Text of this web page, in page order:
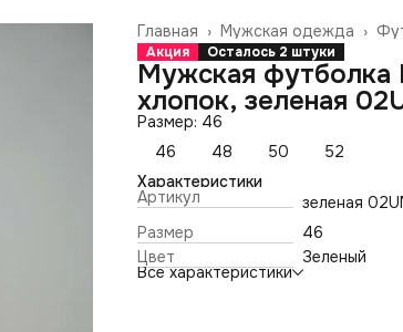
Мужская одежда ›
Главная ›
Акция Осталось 2 штуки
Мужская
хлопок, зеленая
Размер: 46
46
48 50
52
Характеристики
Артикул
зеленая
Размер
46
Цвет
Зеленый
Все характеристики